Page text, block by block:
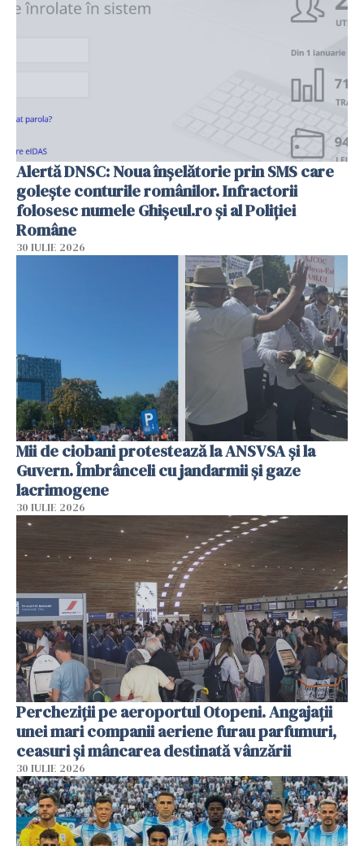
Alertă DNSC: Noua înșelătorie prin SMS care
golește conturile românilor. Infractorii
folosesc numele Ghișeul.ro și al Poliției
Române
30 IULIE 2026
Mii de ciobani protestează la ANSVSA și la
Guvern. Îmbrânceli cu jandarmii și gaze
lacrimogene
30 IULIE 2026
Percheziții pe aeroportul Otopeni. Angajații
unei mari companii aeriene furau parfumuri,
ceasuri și mâncarea destinată vânzării
30 IULIE 2026